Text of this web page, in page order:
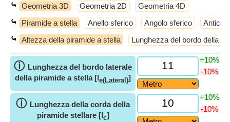
⤿ Geometria 3D Geometria 2D Geometria 4D
⤿ Piramide a stella Anello sferico Angolo sferico
⤿ Altezza della piramide a stella Lunghezza del bordo della
ⓘ Lunghezza del bordo laterale
della piramide a stella [le(Lateral)]
+10%
-10%
ⓘ Lunghezza della corda della
piramide stellare [lc]
+10%
-10%